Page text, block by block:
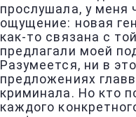
прослушала, у меня
ощущение: новая
как-то связана с
предлагали моей
Разумеется, ни в
предложениях
криминала. Но кто
каждого